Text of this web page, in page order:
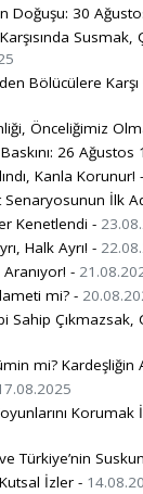
Doğuşu: 30
Bölücülere Karşı
Önceliğimiz
26 Ağustos
Kanla Korunur! -
İlk
Kenetlendi -
Halk Ayrı! -
-
mi? -
Sahip Çıkmazsak,
mi? Kardeşliğin
Korumak
Türkiye’nin
İzler -